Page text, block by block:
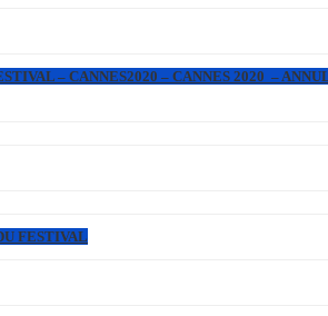
– CANNES2020 – CANNES 2020 –
FESTIVAL